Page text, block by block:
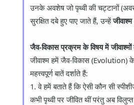
उनके अवशेष जो पृथ्वी की चट्टानों
सुरक्षित दबे हुए पाए जाते हैं, उन्हें
जैव-विकास प्रक्रम के विषय में जीवाश्मों
जीवाश्म हमें जैव-विकास (Evolution) के
महत्त्वपूर्ण बातें दर्शाते हैं:
1. वे हमें बताते हैं कि ऐसी कौन सी
कभी पृथ्वी पर जीवित थीं परंतु अब